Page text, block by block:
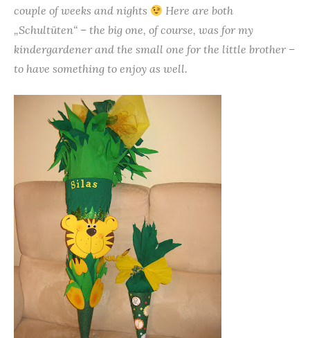
couple of weeks and nights
Here are both
„Schultüten“ – the big one, of course, was for my
kindergardener and the small one for the little brother –
to have something to enjoy as well.